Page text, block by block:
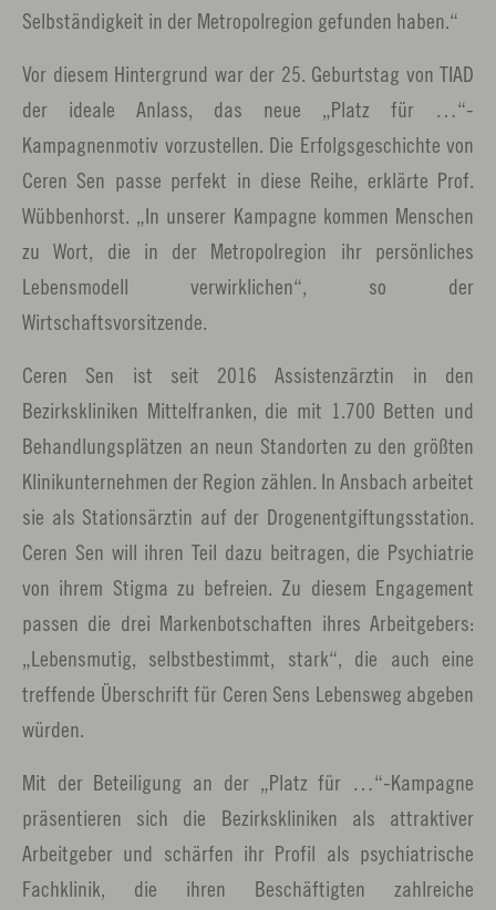
Selbständigkeit in der Metropolregion gefunden haben.“
Vor diesem Hintergrund war der 25. Geburtstag von TIAD
der ideale Anlass, das neue „Platz für …“-
Kampagnenmotiv vorzustellen. Die Erfolgsgeschichte von
Ceren Sen passe perfekt in diese Reihe, erklärte Prof.
Wübbenhorst. „In unserer Kampagne kommen Menschen
zu Wort, die in der Metropolregion ihr persönliches
Lebensmodell verwirklichen“, so der
Wirtschaftsvorsitzende.
Ceren Sen ist seit 2016 Assistenzärztin in den
Bezirkskliniken Mittelfranken, die mit 1.700 Betten und
Behandlungsplätzen an neun Standorten zu den größten
Klinikunternehmen der Region zählen. In Ansbach arbeitet
sie als Stationsärztin auf der Drogenentgiftungsstation.
Ceren Sen will ihren Teil dazu beitragen, die Psychiatrie
von ihrem Stigma zu befreien. Zu diesem Engagement
passen die drei Markenbotschaften ihres Arbeitgebers:
„Lebensmutig, selbstbestimmt, stark“, die auch eine
treffende Überschrift für Ceren Sens Lebensweg abgeben
würden.
Mit der Beteiligung an der „Platz für …“-Kampagne
präsentieren sich die Bezirkskliniken als attraktiver
Arbeitgeber und schärfen ihr Profil als psychiatrische
Fachklinik, die ihren Beschäftigten zahlreiche